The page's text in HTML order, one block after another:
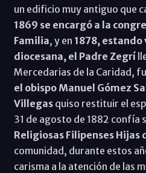
un edificio muy antiguo que
1869 se encargó a la
Familia, y en 1878, estando
diocesana, el Padre Zegrí
Mercedarias de la Caridad,
el obispo Manuel Gómez
Villegasquiso restituir el
31 de agosto de 1882 confía
Religiosas Filipenses Hijas
comunidad, durante estos
carisma a la atención de las